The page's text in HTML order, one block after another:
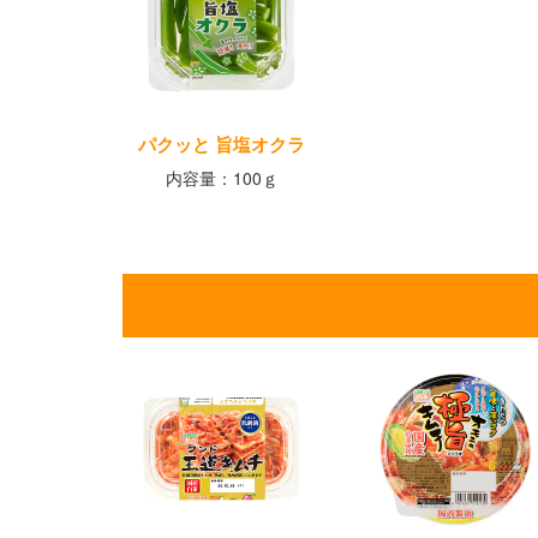
パクッと 旨塩オクラ
内容量：100ｇ